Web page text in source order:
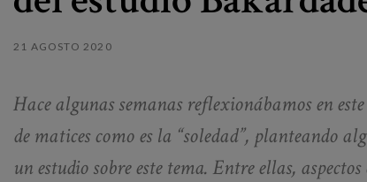
21 AGOSTO 2020
Hace algunas semanas reflexionábamos en
de matices como es la “soledad”, planteando
un estudio sobre este tema. Entre ellas,